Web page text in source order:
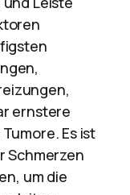
ernstere
Es ist
Schmerzen
um die